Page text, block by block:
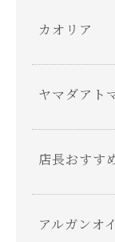
カオリア
ヤマダアト
店長おすす
アルガンオ